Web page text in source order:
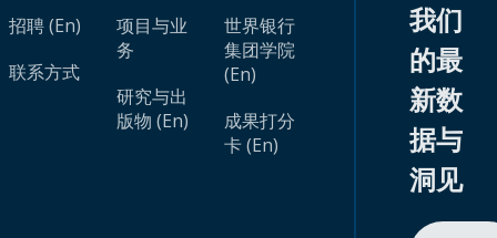
招聘 (En)
联系方式
项目与业
务
研究与出
版物 (En)
世界银行
集团学院
(En)
成果打分
卡 (En)
我们
的最
新数
据与
洞见